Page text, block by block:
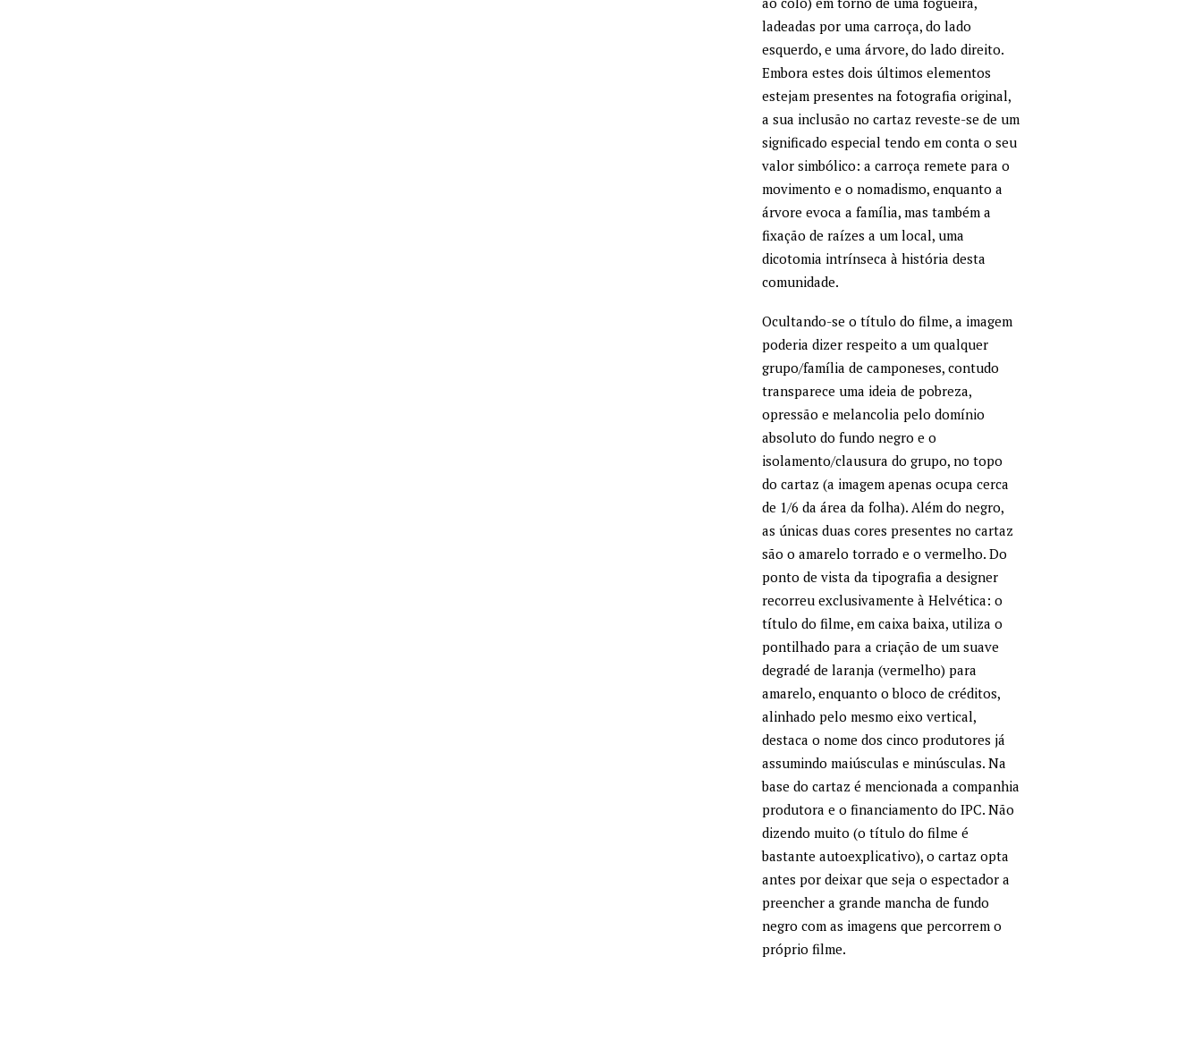
ladeadas por uma carroça, do lado
esquerdo, e uma árvore, do lado direito.
Embora estes dois últimos elementos
estejam presentes na fotografia original,
a sua inclusão no cartaz reveste-se de um
significado especial tendo em conta o seu
valor simbólico: a carroça remete para o
movimento e o nomadismo, enquanto a
árvore evoca a família, mas também a
fixação de raízes a um local, uma
dicotomia intrínseca à história desta
comunidade.
Ocultando-se o título do filme, a imagem
poderia dizer respeito a um qualquer
grupo/família de camponeses, contudo
transparece uma ideia de pobreza,
opressão e melancolia pelo domínio
absoluto do fundo negro e o
isolamento/clausura do grupo, no topo
do cartaz (a imagem apenas ocupa cerca
de 1/6 da área da folha). Além do negro,
as únicas duas cores presentes no cartaz
são o amarelo torrado e o vermelho. Do
ponto de vista da tipografia a designer
recorreu exclusivamente à Helvética: o
título do filme, em caixa baixa, utiliza o
pontilhado para a criação de um suave
degradé de laranja (vermelho) para
amarelo, enquanto o bloco de créditos,
alinhado pelo mesmo eixo vertical,
destaca o nome dos cinco produtores já
assumindo maiúsculas e minúsculas. Na
base do cartaz é mencionada a companhia
produtora e o financiamento do IPC. Não
dizendo muito (o título do filme é
bastante autoexplicativo), o cartaz opta
antes por deixar que seja o espectador a
preencher a grande mancha de fundo
negro com as imagens que percorrem o
próprio filme.